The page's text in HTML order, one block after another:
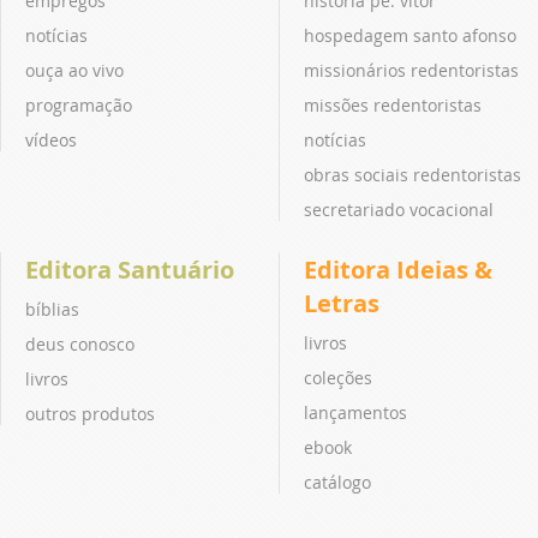
notícias
ouça ao vivo
programação
vídeos
hospedagem santo afonso
missionários redentoristas
missões redentoristas
notícias
obras sociais redentoristas
secretariado vocacional
Editora Santuário
bíblias
deus conosco
livros
outros produtos
Editora Ideias &
Letras
livros
coleções
lançamentos
ebook
catálogo